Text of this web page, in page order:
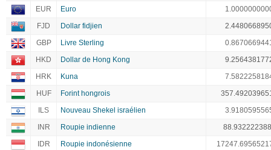
EUR
Euro
FJD
Dollar fidjien
GBP
Livre Sterling
HKD
Dollar de Hong Kong
HRK
Kuna
HUF
Forint hongrois
ILS
Nouveau Shekel israélien
INR
Roupie indienne
IDR
Roupie indonésienne